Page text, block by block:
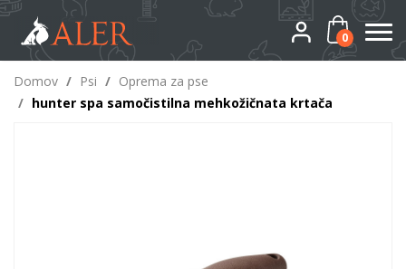
0
Domov / Psi / Oprema za pse
/ hunter spa samočistilna mehkožičnata krtača